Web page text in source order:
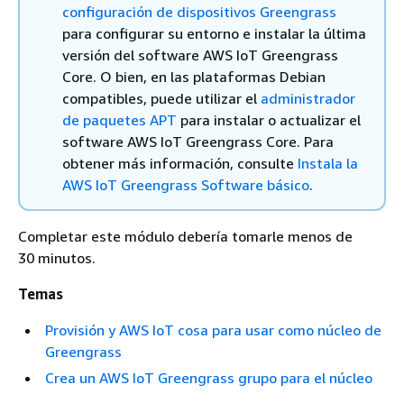
configuración de dispositivos Greengrass
para configurar su entorno e instalar la última
versión del software AWS IoT Greengrass
Core. O bien, en las plataformas Debian
compatibles, puede utilizar el administrador
de paquetes APT para instalar o actualizar el
software AWS IoT Greengrass Core. Para
obtener más información, consulte Instala la
AWS IoT Greengrass Software básico.
Completar este módulo debería tomarle menos de
30 minutos.
Temas
Provisión y AWS IoT cosa para usar como núcleo de
Greengrass
Crea un AWS IoT Greengrass grupo para el núcleo